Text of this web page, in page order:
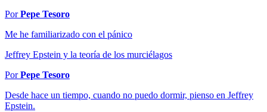
PorPepe Tesoro
Me he familiarizado con el pánico
Jeffrey Epstein y la teoría de los murciélagos
PorPepe Tesoro
Desde hace un tiempo, cuando no puedo dormir, pienso en Jeffrey
Epstein.